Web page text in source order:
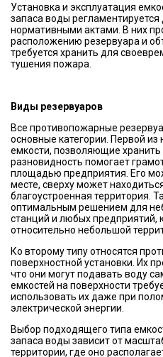
Установка и эксплуатация
запаса воды
нормативными актами. В них
расположению резервуара и
требуется хранить для
тушения пожара.
Виды резервуаров
Все противопожарные
основные категории. Первой
емкости, позволяющие
разновидность помогает
площадью предприятия. Его
месте, сверху может
благоустроенная территория.
оптимальным решением для
станций и любых предприятий,
относительно небольшой
Ко второму типу относятся
поверхностной установки. Их
что они могут подавать воду
емкостей на поверхности
использовать их даже при
электрической энергии.
Выбор подходящего типа
запаса воды зависит от
территории, где оно